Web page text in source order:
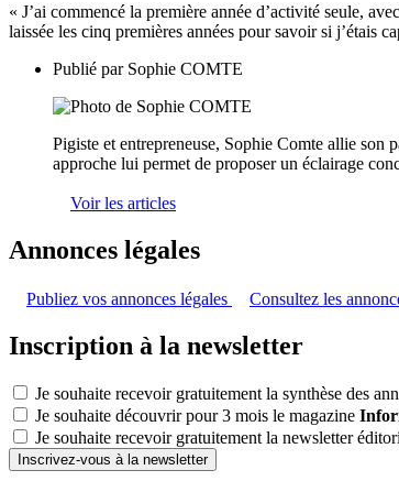
« J’ai commencé la première année d’activité seule,
laissée les cinq premières années pour savoir si j’étais
Publié par Sophie COMTE
Pigiste et entrepreneuse, Sophie Comte allie son
approche lui permet de proposer un éclairage
Voir les articles
Annonces légales
Publiez vos annonces légales Consultez les
Inscription à la newsletter
Je souhaite recevoir gratuitement la synthèse des
Je souhaite découvrir pour 3 mois le magazine
Je souhaite recevoir gratuitement la newsletter
Inscrivez-vous à la newsletter